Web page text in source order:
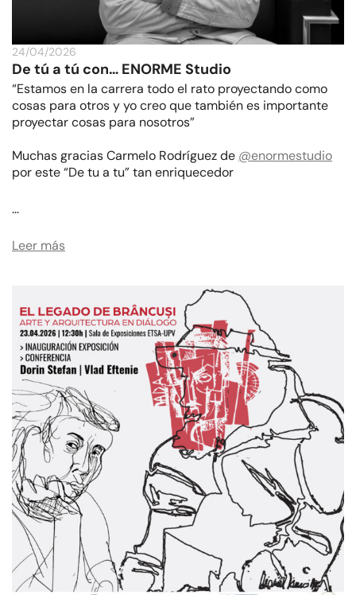
24/04/2026
De tú a tú con… ENORME Studio
“Estamos en la carrera todo el rato proyectando como
cosas para otros y yo creo que también es importante
proyectar cosas para nosotros”
Muchas gracias Carmelo Rodríguez de @enormestudio
por este “De tu a tu” tan enriquecedor
…
Leer más